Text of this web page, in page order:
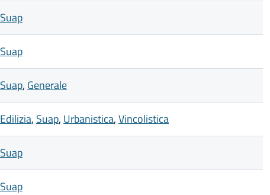
Suap
Suap
Suap, Generale
Edilizia, Suap, Urbanistica,Vincolistica
Suap
Suap